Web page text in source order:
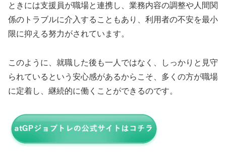
ときには支援員が職場と連携し、業務内容の調整や人間関
係のトラブルに介入することもあり、利用者の不安を最小
限に抑える努力がされています。
このように、就職した後も一人ではなく、しっかりと見守
られているという安心感があるからこそ、多くの方が職場
に定着し、継続的に働くことができるのです。